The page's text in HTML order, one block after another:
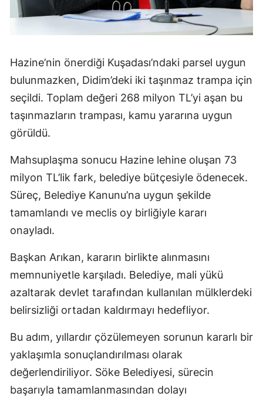
Hazine’nin önerdiği Kuşadası’ndaki parsel uygun
bulunmazken, Didim’deki iki taşınmaz trampa için
seçildi. Toplam değeri 268 milyon TL’yi aşan bu
taşınmazların trampası, kamu yararına uygun
görüldü.
Mahsuplaşma sonucu Hazine lehine oluşan 73
milyon TL’lik fark, belediye bütçesiyle ödenecek.
Süreç, Belediye Kanunu’na uygun şekilde
tamamlandı ve meclis oy birliğiyle kararı
onayladı.
Başkan Arıkan, kararın birlikte alınmasını
memnuniyetle karşıladı. Belediye, mali yükü
azaltarak devlet tarafından kullanılan mülklerdeki
belirsizliği ortadan kaldırmayı hedefliyor.
Bu adım, yıllardır çözülemeyen sorunun kararlı bir
yaklaşımla sonuçlandırılması olarak
değerlendiriliyor. Söke Belediyesi, sürecin
başarıyla tamamlanmasından dolayı